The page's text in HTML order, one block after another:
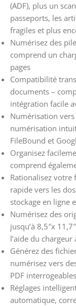
(ADF), plus un
passeports, les
fragiles et plus
Numérisez des
comprend un
pages
Compatibilité
documents –
intégration facile
Numérisation
numérisation
FileBound et
Organisez
comprend
Rationalisez
rapide vers les
stockage en ligne
Numérisez des
jusqu’à 8,5″x
l’aide du
Générez des
numérisez vers
PDF
Réglages
automatique,